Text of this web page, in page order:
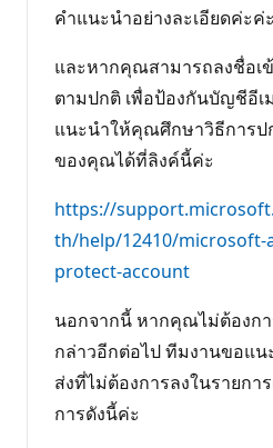
คำแนะนำอย่างละเอียดค่ะค่ะ
และหากคุณสามารถลงชื่อเ
ตามปกติ เพื่อป้องกันบัญชีอี
แนะนำให้คุณศึกษาวิธีการ
ของคุณได้ที่ลิงค์นี้ค่ะ
https://
th/help/12410/microsoft-
protect-account
นอกจากนี้ หากคุณไม่ต้องกา
กล่าวอีกต่อไป ทีมงานขอแ
ส่งที่ไม่ต้องการลงในรายก
การดังนี้ค่ะ